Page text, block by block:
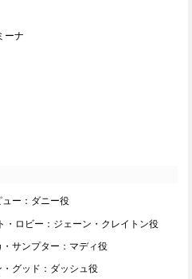
ーナ
ー：ダニー役
ロビー：ジェーン・クレイトン役
サンプター：マディ役
グッド：ダッシュ役